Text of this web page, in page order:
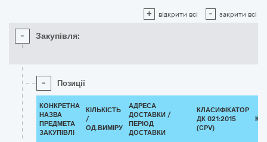
+ відкрити всі - закрити всі
- Закупівля:
- Позиції
КОНКРЕТНА
НАЗВА
ПРЕДМЕТА
ЗАКУПІВЛІ
КІЛЬКІСТЬ
/
ОД.ВИМІРУ
АДРЕСА
ДОСТАВКИ /
ПЕРІОД
ДОСТАВКИ
КЛАСИФІКАТОР
ДК 021:2015
(CPV)